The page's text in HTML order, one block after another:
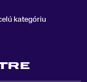
kategóriu